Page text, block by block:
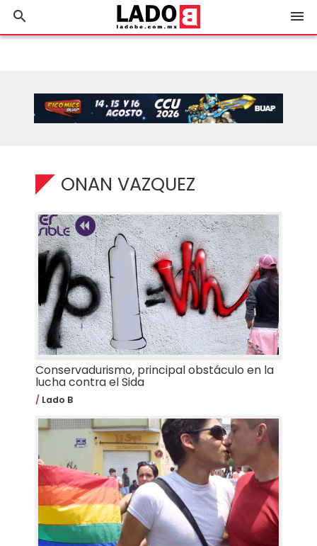
search menu
ONAN VAZQUEZ
Conservadurismo, principal obstáculo en la
lucha contra el Sida
Lado B